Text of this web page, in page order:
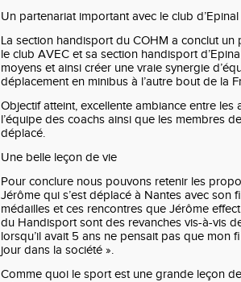
Un partenariat important avec le club d’Epinal
La section handisport du COHM a conclut un
le club AVEC et sa section handisport
moyens et ainsi créer une vraie synergie
déplacement en minibus à l’autre bout de la
Objectif atteint, excellente ambiance entre les
l’équipe des coachs ainsi que les membres
déplacé.
Une belle leçon de vie
Pour conclure nous pouvons retenir les
Jérôme qui s’est déplacé à Nantes avec son
médailles et ces rencontres que Jérôme
du Handisport sont des revanches vis-à-vis
lorsqu’il avait 5 ans ne pensait pas que mon
jour dans la société ».
Comme quoi le sport est une grande leçon